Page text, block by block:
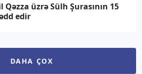
Qəzza üzrə Sülh Şurasının 15
edir
DAHA ÇOX